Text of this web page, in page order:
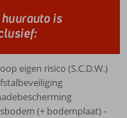
is
eigen risico (S.C.D.W.)
(+ bodemplaat) -